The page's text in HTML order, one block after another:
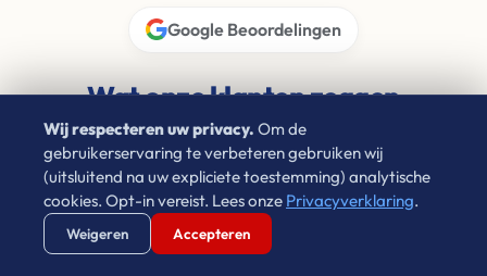
Google Beoordelingen
Wat onze klanten zeggen
4.9 / 5.0 ★★★★★
Thea Van Der Weij
Wij respecteren uw privacy. Om de
gebruikerservaring te verbeteren gebruiken wij
(uitsluitend na uw expliciete toestemming) analytische
cookies. Opt-in vereist. Lees onze Privacyverklaring.
Weigeren Accepteren
Verstuur WhatsApp